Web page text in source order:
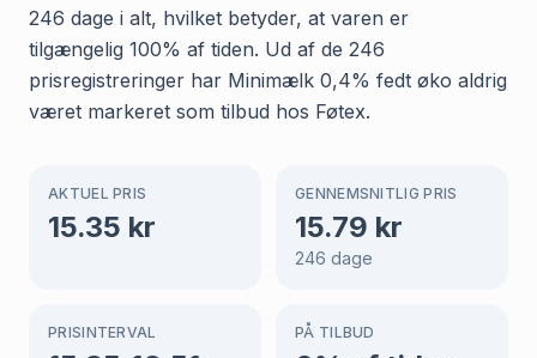
246 dage i alt, hvilket betyder, at varen er
tilgængelig 100% af tiden. Ud af de 246
prisregistreringer har Minimælk 0,4% fedt øko aldrig
været markeret som tilbud hos Føtex.
AKTUEL PRIS
15.35 kr
GENNEMSNITLIG PRIS
15.79 kr
246 dage
PRISINTERVAL PÅ TILBUD